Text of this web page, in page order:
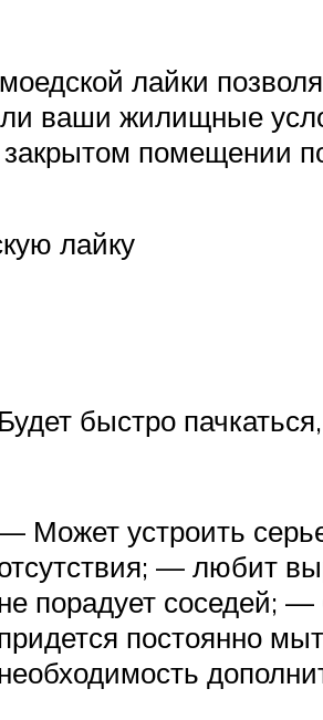
лайки
ли ваши жилищные
помещении
лайку
Будет быстро
Может устроить
— любит
порадует соседей; —
постоянно